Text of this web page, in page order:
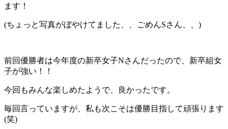
ます！
(ちょっと写真がぼやけてました、、ごめんSさん、、)
前回優勝者は今年度の新卒女子Nさんだったので、新卒組女
子が強い！！
今回もみんな楽しめたようで、良かったです。
毎回言っていますが、私も次こそは優勝目指して頑張ります
(笑)